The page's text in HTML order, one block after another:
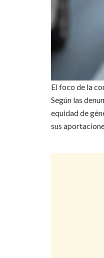
El foco de la
Según las
equidad de
sus